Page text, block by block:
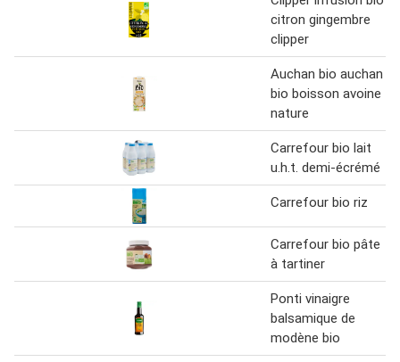
citron gingembre
clipper
Auchan bio auchan
bio boisson avoine
nature
Carrefour bio lait
u.h.t. demi-écrémé
Carrefour bio riz
Carrefour bio pâte
à tartiner
Ponti vinaigre
balsamique de
modène bio